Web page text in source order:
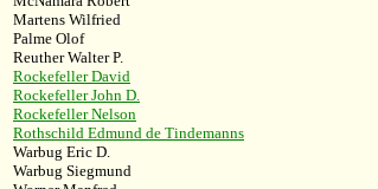
Martens Wilfried
Palme Olof
Reuther Walter P.
Rockefeller David
Rockefeller John D.
Rockefeller Nelson
Rothschild Edmund de Tindemanns
Warbug Eric D.
Warbug Siegmund